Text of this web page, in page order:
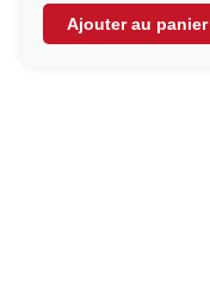
Ajouter au panier